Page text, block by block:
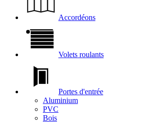
Accordéons
Volets roulants
Portes d'entrée
Aluminium
PVC
Bois